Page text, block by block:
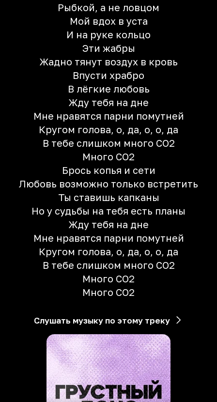
Рыбкой, а не ловцом
Мой вдох в уста
И на руке кольцо
Эти жабры
Жадно тянут воздух в кровь
Впусти храбро
В лёгкие любовь
Жду тебя на дне
Мне нравятся парни помутней
Кругом голова, о, да, о, о, да
В тебе слишком много CO2
Много CO2
Брось копья и сети
Любовь возможно только встретить
Ты ставишь капканы
Но у судьбы на тебя есть планы
Жду тебя на дне
Мне нравятся парни помутней
Кругом голова, о, да, о, о, да
В тебе слишком много CO2
Много CO2
Много CO2
Слушать музыку по этому треку